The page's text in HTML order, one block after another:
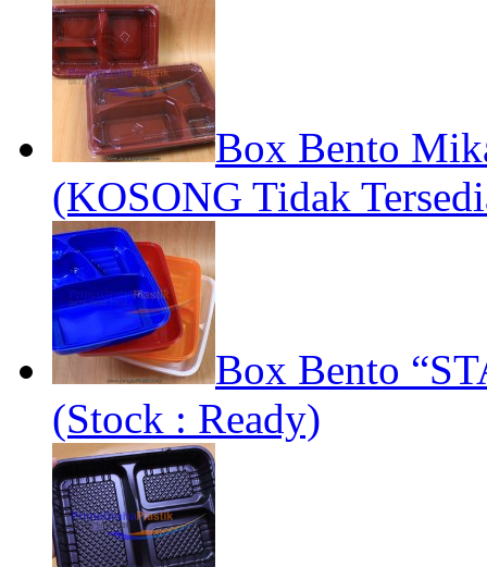
Box Bento
(KOSONG Tidak
Box Bento
(Stock : Ready)